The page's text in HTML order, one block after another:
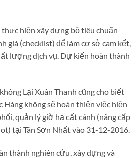
thực hiện xây dựng bộ tiêu chuẩn
giá (checklist) để làm cơ sở cam kết,
lượng dịch vụ. Dự kiến hoàn thành
Lại Xuân Thanh cũng cho biết
không sẽ hoàn thiện việc hiện
quản lý giờ hạ cất cánh (nâng cấp
tại Tân Sơn Nhất vào 31-12-2016.
thành nghiên cứu, xây dựng và